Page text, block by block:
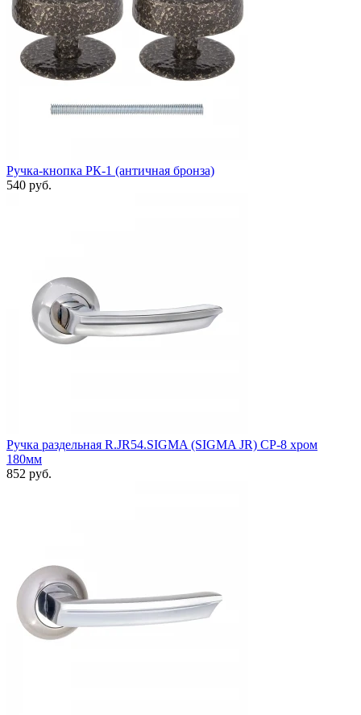
Ручка-кнопка РК-1 (античная бронза)
540 руб.
Ручка раздельная R.JR54.SIGMA (SIGMA JR) CP-8 хром
180мм
852 руб.